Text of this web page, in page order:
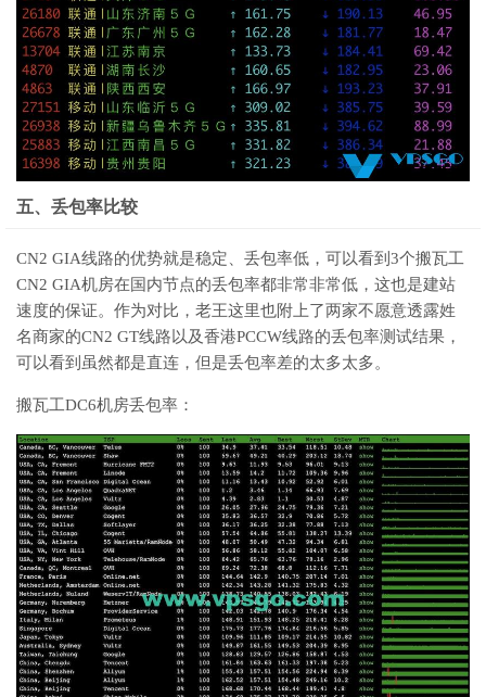
五、丢包率比较
CN2 GIA线路的优势就是稳定、丢包率低，可以看到3个搬瓦工
CN2 GIA机房在国内节点的丢包率都非常非常低，这也是建站
速度的保证。作为对比，老王这里也附上了两家不愿意透露姓
名商家的CN2 GT线路以及香港PCCW线路的丢包率测试结果，
可以看到虽然都是直连，但是丢包率差的太多太多。
搬瓦工DC6机房丢包率：